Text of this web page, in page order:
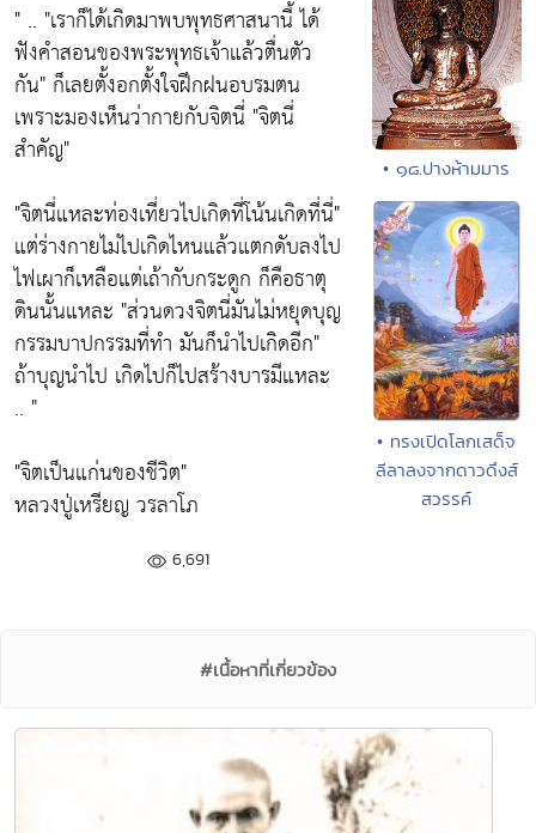
" .. "เราก็ได้เกิดมาพบพุทธศาสนานี้ ได้
ฟังคำสอนของพระพุทธเจ้าแล้วตื่นตัว
กัน" ก็เลยตั้งอกตั้งใจฝึกฝนอบรมตน
เพราะมองเห็นว่ากายกับจิตนี่ "จิตนี่
สำคัญ"
"จิตนี่แหละท่องเที่ยวไปเกิดที่โน้นเกิดที่นี่"
แต่ร่างกายไม่ไปเกิดไหนแล้วแตกดับลงไป
ไฟเผาก็เหลือแต่เถ้ากับกระดูก ก็คือธาตุ
ดินนั้นแหละ "ส่วนดวงจิตนี่มันไม่หยุดบุญ
กรรมบาปกรรมที่ทำ มันก็นำไปเกิดอีก"
ถ้าบุญนำไป เกิดไปก็ไปสร้างบารมีแหละ
.. "
"จิตเป็นแก่นของชีวิต"
หลวงปู่เหรียญ วรลาโภ
6,691
• ๑๘.ปางห้ามมาร
• ทรงเปิดโลกเสด็จ
ลีลาลงจากดาวดึงส์
สวรรค์
#เนื้อหาที่เกี่ยวข้อง